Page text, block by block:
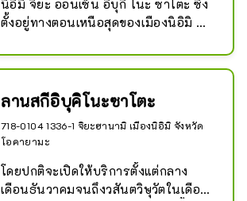
นิอิมิ จิยะ ออนเซ็น อิบุกิ โนะ ซาโตะ ซึ่ง
ตั้งอยู่ทางตอนเหนือสุดของเมืองนิอิมิ
ได้ติดตั้งหม้อต้มชีวมวลที่ใช้เศษไม้เป็น
ปรับปรุงเครื่องปรับอากาศ อุปกรณ์.
คุณสามารถผ่อนคลายความเหนื่อยล้าได้
ในห้องน้ำที่กว้างขวาง น้ำร้อนที่อุดม
สมบูรณ์ และอ่างอาบน้ำที่หลากหลาย
รวมถึงอ่างอาบน้ำแบบเปิดโล่ง คุณภาพ
ลานสกีอิบุคิโนะซาโตะ
718-0104 1336-1 จิยะฮานามิ เมืองนิอิมิ จังหวัด
โอคายามะ
โดยปกติจะเปิดให้บริการตั้งแต่กลาง
เดือนธันวาคมจนถึงวสันตวิษุวัตในเดือน